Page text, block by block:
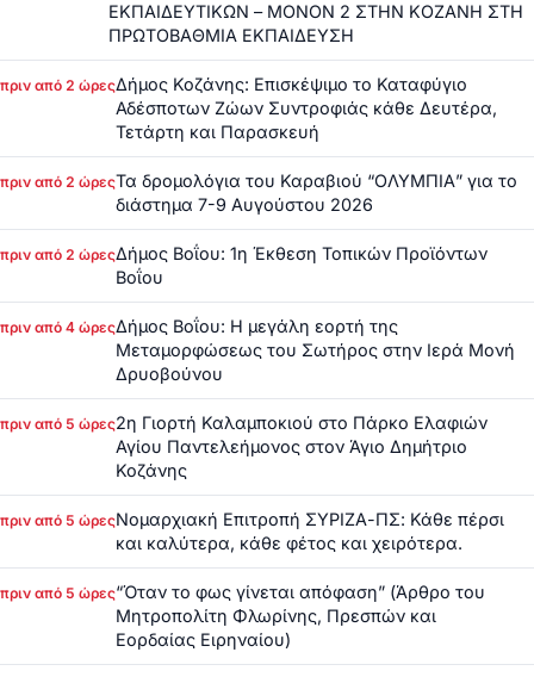
ΕΚΠΑΙΔΕΥΤΙΚΩΝ – ΜΟΝΟΝ 2 ΣΤΗΝ ΚΟΖΑΝΗ ΣΤΗ
ΠΡΩΤΟΒΑΘΜΙΑ ΕΚΠΑΙΔΕΥΣΗ
πριν από 2 ώρεςΔήμος Κοζάνης: Επισκέψιμο το Καταφύγιο
Αδέσποτων Ζώων Συντροφιάς κάθε Δευτέρα,
Τετάρτη και Παρασκευή
πριν από 2 ώρεςΤα δρομολόγια του Καραβιού “ΟΛΥΜΠΙΑ” για το
διάστημα 7-9 Αυγούστου 2026
πριν από 2 ώρεςΔήμος Βοΐου: 1η Έκθεση Τοπικών Προϊόντων
Βοΐου
πριν από 4 ώρεςΔήμος Βοΐου: Η μεγάλη εορτή της
Μεταμορφώσεως του Σωτήρος στην Ιερά Μονή
Δρυοβούνου
πριν από 5 ώρες2η Γιορτή Καλαμποκιού στο Πάρκο Ελαφιών
Αγίου Παντελεήμονος στον Άγιο Δημήτριο
Κοζάνης
πριν από 5 ώρεςΝομαρχιακή Επιτροπή ΣΥΡΙΖΑ-ΠΣ: Κάθε πέρσι
και καλύτερα, κάθε φέτος και χειρότερα.
πριν από 5 ώρες“Όταν το φως γίνεται απόφαση” (Άρθρο του
Μητροπολίτη Φλωρίνης, Πρεσπών και
Εορδαίας Ειρηναίου)